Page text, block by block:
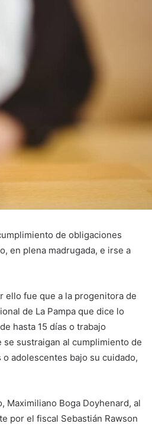
de obligaciones
en plena madrugada, e irse a
ello fue que a la progenitora de
de La Pampa que dice lo
hasta 15 días o trabajo
sustraigan al cumplimiento de
adolescentes bajo su cuidado,
Maximiliano Boga Doyhenard, al
por el fiscal Sebastián Rawson